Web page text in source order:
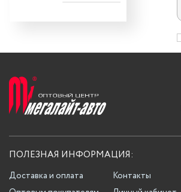
ПОЛЕЗНАЯ ИНФОРМАЦИЯ:
Доставка и оплата
Контакты